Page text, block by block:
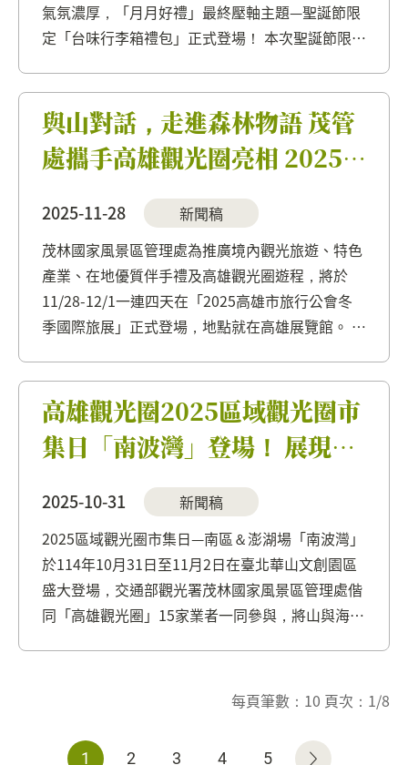
氣氛濃厚，「月月好禮」最終壓軸主題—聖誕節限
定「台味行李箱禮包」正式登場！ 本次聖誕節限定
意亮點，翻玩傳統聖誕禮盒的既定印象，告別千篇
一律的進口糖果與...
與山對話，走進森林物語 茂管
處攜手高雄觀光圈亮相 2025
高雄冬季國際旅展
2025-11-28
新聞稿
茂林國家風景區管理處為推廣境內觀光旅遊、特色
產業、在地優質伴手禮及高雄觀光圈遊程，將於
11/28-12/1一連四天在「2025高雄市旅行公會冬
季國際旅展」正式登場，地點就在高雄展覽館。 茂
造以 「與山對話，走進森林物語」 為主題的特色
展區，以...
高雄觀光圈2025區域觀光圈市
集日「南波灣」登場！ 展現山
與海的城市風味
2025-10-31
新聞稿
2025區域觀光圈市集日—南區＆澎湖場「南波灣」
於114年10月31日至11月2日在臺北華山文創園區
盛大登場，交通部觀光署茂林國家風景區管理處偕
同「高雄觀光圈」15家業者一同參與，將山與海的
每頁筆數：10 頁次：1/8
1 2 3 4 5